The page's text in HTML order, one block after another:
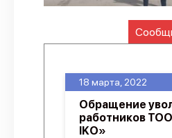
API
Политика
18 марта, 2022
Обращение
работников
IKO»